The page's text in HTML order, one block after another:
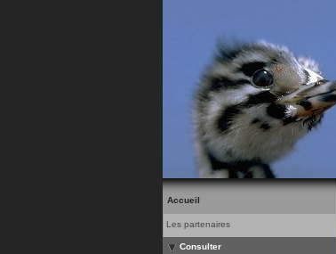
Accueil
Les partenaires
Consulter